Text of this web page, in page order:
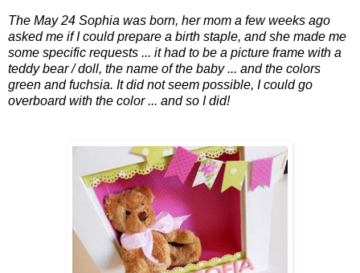
The May 24 Sophia was born, her mom a few weeks ago
asked me if I could prepare a birth staple, and she made me
some specific requests ... it had to be a picture frame with a
teddy bear / doll, the name of the baby ... and the colors
green and fuchsia. It did not seem possible, I could go
overboard with the color ... and so I did!